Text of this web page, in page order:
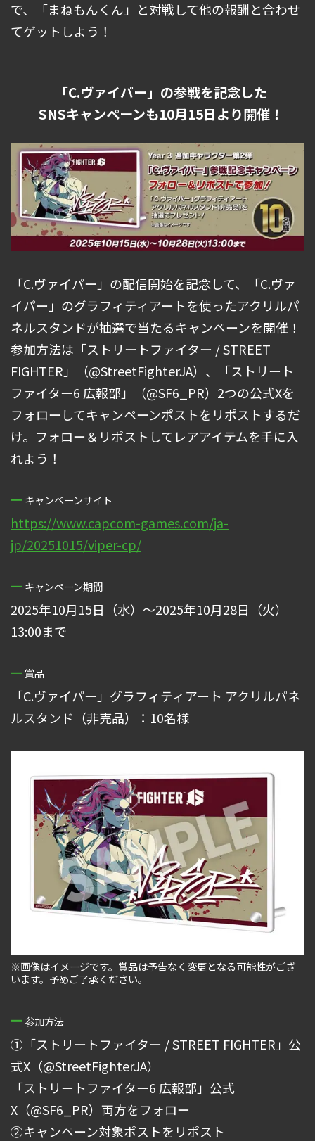
で、「まねもんくん」と対戦して他の報酬と合わせ
てゲットしよう！
「C.ヴァイパー」の参戦を記念した
SNSキャンペーンも10月15日より開催！
「C.ヴァイパー」の配信開始を記念して、「C.ヴァ
イパー」のグラフィティアートを使ったアクリルパ
ネルスタンドが抽選で当たるキャンペーンを開催！
参加方法は「ストリートファイター / STREET
FIGHTER」（@StreetFighterJA）、「ストリート
ファイター6 広報部」（@SF6_PR）2つの公式Xを
フォローしてキャンペーンポストをリポストするだ
け。フォロー＆リポストしてレアアイテムを手に入
れよう！
キャンペーンサイト
https://www.capcom-games.com/ja-
jp/20251015/viper-cp/
キャンペーン期間
2025年10月15日（水）～2025年10月28日（火）
13:00まで
賞品
「C.ヴァイパー」グラフィティアート アクリルパネ
ルスタンド（非売品）：10名様
※画像はイメージです。賞品は予告なく変更となる可能性がござ
います。予めご了承ください。
参加方法
①「ストリートファイター / STREET FIGHTER」公
式X（@StreetFighterJA）
「ストリートファイター6 広報部」公式
X（@SF6_PR）両方をフォロー
➁キャンペーン対象ポストをリポスト